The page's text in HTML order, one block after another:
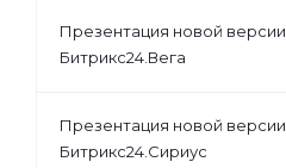
Презентация новой версии
Битрикс24.Вега
Презентация новой версии
Битрикс24.Сириус